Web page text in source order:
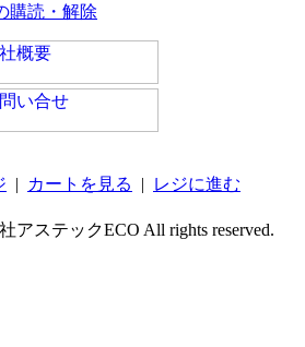
購読・解除
| カートを見る | レジに進む
アステックECO All rights reserved.